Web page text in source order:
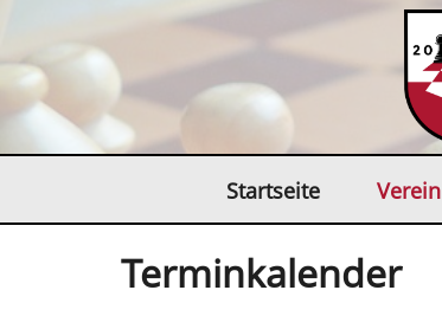
Zum
Inhalt
springen
Startseite Verein
Terminkalender